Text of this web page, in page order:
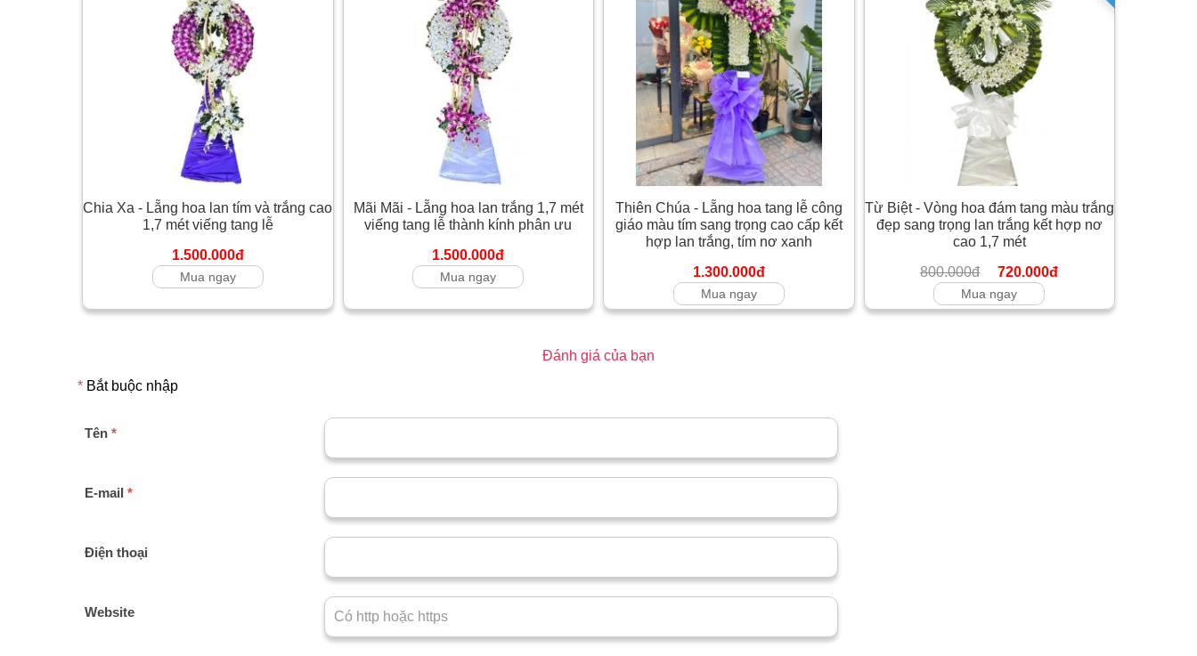
Chia Xa - Lẵng hoa lan tím và trắng cao
1,7 mét viếng tang lễ
1.500.000đ
Mua ngay
Mãi Mãi - Lẵng hoa lan trắng 1,7 mét
viếng tang lễ thành kính phân ưu
1.500.000đ
Mua ngay
Thiên Chúa - Lẵng hoa tang lễ công
giáo màu tím sang trọng cao cấp kết
hợp lan trắng, tím nơ xanh
1.300.000đ
Mua ngay
Từ Biệt - Vòng hoa đám tang màu trắng
đẹp sang trọng lan trắng kết hợp nơ
cao 1,7 mét
800.000đ
720.000đ
Mua ngay
Đánh giá của bạn
* Bắt buộc nhập
Tên *
E-mail *
Điện thoại
Website